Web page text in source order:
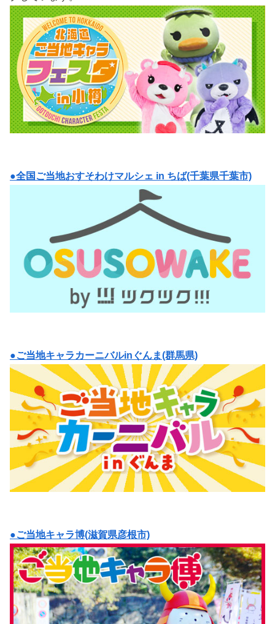
●全国ご当地おすそわけマルシェ in ちば(千葉県千葉市)
●ご当地キャラカーニバルinぐんま(群馬県)
●ご当地キャラ博(滋賀県彦根市)